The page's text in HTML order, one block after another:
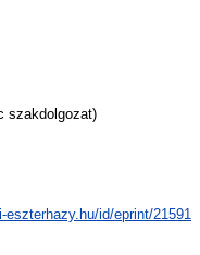
szakdolgozat)
eszterhazy.hu/id/eprint/21591